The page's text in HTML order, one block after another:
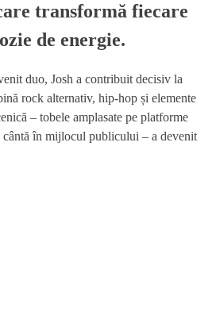
transformă fiecare
de energie.
duo, Josh a contribuit decisiv la
rock alternativ, hip-hop și elemente
– tobele amplasate pe platforme
cântă în mijlocul publicului – a devenit